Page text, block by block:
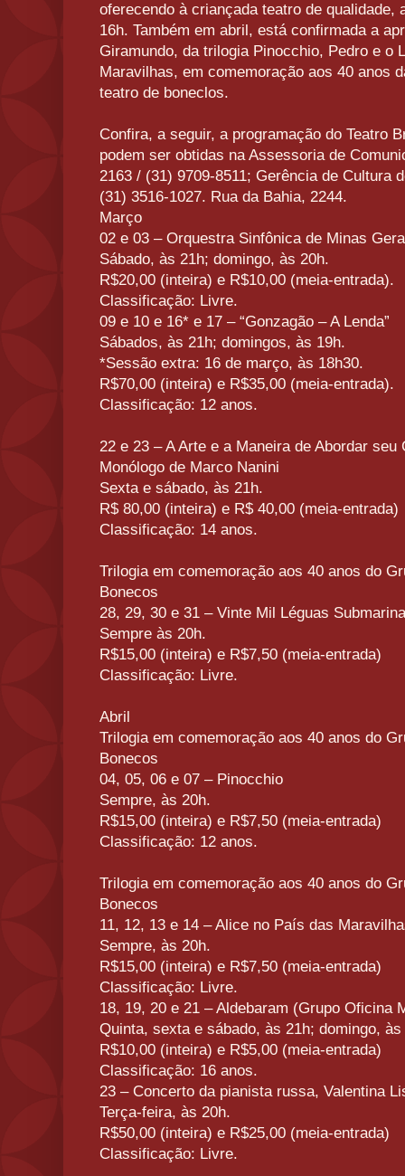
oferecendo à criançada teatro de qualidade,
16h. Também em abril, está confirmada a
Giramundo, da trilogia Pinocchio, Pedro e o
Maravilhas, em comemoração aos 40 anos
teatro de boneclos.
Confira, a seguir, a programação do Teatro
podem ser obtidas na Assessoria de
2163 / (31) 9709-8511; Gerência de Cultura
(31) 3516-1027. Rua da Bahia, 2244.
Março
02 e 03 – Orquestra Sinfônica de Minas
Sábado, às 21h; domingo, às 20h.
R$20,00 (inteira) e R$10,00 (meia-entrada).
Classificação: Livre.
09 e 10 e 16* e 17 – “Gonzagão – A Lenda”
Sábados, às 21h; domingos, às 19h.
*Sessão extra: 16 de março, às 18h30.
R$70,00 (inteira) e R$35,00 (meia-entrada).
Classificação: 12 anos.
22 e 23 – A Arte e a Maneira de Abordar
Monólogo de Marco Nanini
Sexta e sábado, às 21h.
R$ 80,00 (inteira) e R$ 40,00 (meia-entrada)
Classificação: 14 anos.
Trilogia em comemoração aos 40 anos do
Bonecos
28, 29, 30 e 31 – Vinte Mil Léguas
Sempre às 20h.
R$15,00 (inteira) e R$7,50 (meia-entrada)
Classificação: Livre.
Abril
Trilogia em comemoração aos 40 anos do
Bonecos
04, 05, 06 e 07 – Pinocchio
Sempre, às 20h.
R$15,00 (inteira) e R$7,50 (meia-entrada)
Classificação: 12 anos.
Trilogia em comemoração aos 40 anos do
Bonecos
11, 12, 13 e 14 – Alice no País das
Sempre, às 20h.
R$15,00 (inteira) e R$7,50 (meia-entrada)
Classificação: Livre.
18, 19, 20 e 21 – Aldebaram (Grupo Oficina
Quinta, sexta e sábado, às 21h; domingo, às
R$10,00 (inteira) e R$5,00 (meia-entrada)
Classificação: 16 anos.
23 – Concerto da pianista russa, Valentina
Terça-feira, às 20h.
R$50,00 (inteira) e R$25,00 (meia-entrada)
Classificação: Livre.